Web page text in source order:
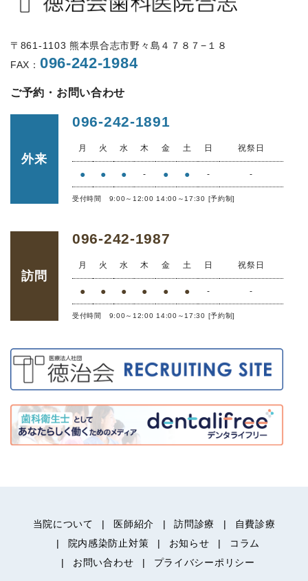
〒861-1103 熊本県合志市野々島４７８７−１８
FAX： 096-242-1984
ご予約・お問い合わせ
外来
096-242-1891
月 火 水 木 金 土 日 祝祭日
● ● ● - ● ● - -
受付時間 9:00～12:00 14:00～17:30 [予約制]
訪問
096-242-1987
月 火 水 木 金 土 日 祝祭日
● ● ● ● ● ● - -
受付時間 9:00～12:00 14:00～17:30 [予約制]
当院について 医師紹介 訪問診療
自費診療
院内感染防止対策
お知らせ
コラム
お問い合わせ
プライバシーポリシー